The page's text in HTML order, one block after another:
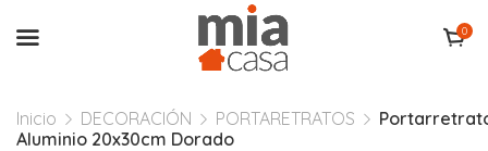
0
Inicio DECORACIÓN PORTARETRATOS
Aluminio 20x30cm Dorado